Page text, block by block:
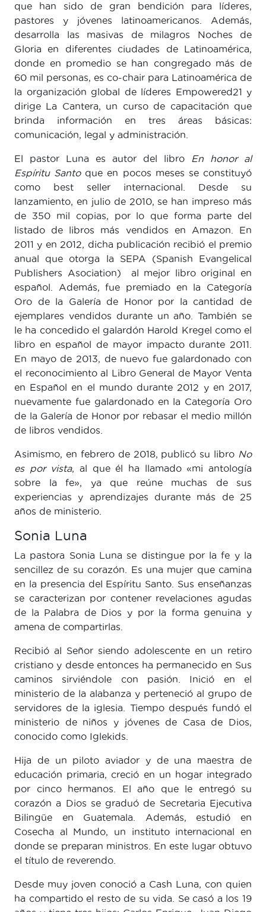
que han sido de gran bendición para líderes,
pastores y jóvenes latinoamericanos. Además,
desarrolla las masivas de milagros Noches de
Gloria en diferentes ciudades de Latinoamérica,
donde en promedio se han congregado más de
60 mil personas, es co-chair para Latinoamérica de
la organización global de líderes Empowered21 y
dirige La Cantera, un curso de capacitación que
brinda información en tres áreas básicas:
comunicación, legal y administración.
El pastor Luna es autor del libro
En honor al
Espíritu Santo que en pocos meses se constituyó
como best seller internacional. Desde su
lanzamiento, en julio de 2010, se han impreso más
de 350 mil copias, por lo que forma parte del
listado de libros más vendidos en Amazon. En
2011 y en 2012, dicha publicación recibió el premio
anual que otorga la SEPA (Spanish Evangelical
Publishers Asociation) al mejor libro original en
español. Además, fue premiado en la Categoría
Oro de la Galería de Honor por la cantidad de
ejemplares vendidos durante un año. También se
le ha concedido el galardón Harold Kregel como el
libro en español de mayor impacto durante 2011.
En mayo de 2013, de nuevo fue galardonado con
el reconocimiento al Libro General de Mayor Venta
en Español en el mundo durante 2012 y en 2017,
nuevamente fue galardonado en la Categoría Oro
de la Galería de Honor por rebasar el medio millón
de libros vendidos.
Asimismo, en febrero de 2018, publicó su libro No
es por vista, al que él ha llamado «mi antología
sobre la fe», ya que reúne muchas de sus
experiencias y aprendizajes durante más de 25
años de ministerio.
Sonia Luna
La pastora Sonia Luna se distingue por la fe y la
sencillez de su corazón. Es una mujer que camina
en la presencia del Espíritu Santo. Sus enseñanzas
se caracterizan por contener revelaciones agudas
de la Palabra de Dios y por la forma genuina y
amena de compartirlas.
Recibió al Señor siendo adolescente en un retiro
cristiano y desde entonces ha permanecido en Sus
caminos sirviéndole con pasión. Inició en el
ministerio de la alabanza y perteneció al grupo de
servidores de la iglesia. Tiempo después fundó el
ministerio de niños y jóvenes de Casa de Dios,
conocido como Iglekids.
Hija de un piloto aviador y de una maestra de
educación primaria, creció en un hogar integrado
por cinco hermanos. El año que le entregó su
corazón a Dios se graduó de Secretaria Ejecutiva
Bilingüe en Guatemala. Además, estudió en
Cosecha al Mundo, un instituto internacional en
donde se preparan ministros. En este lugar obtuvo
el título de reverendo.
Desde muy joven conoció a Cash Luna, con quien
ha compartido el resto de su vida. Se casó a los 19